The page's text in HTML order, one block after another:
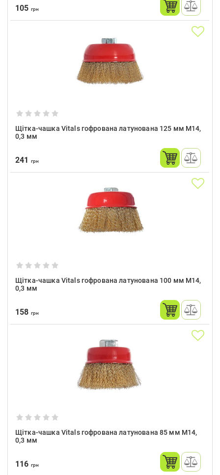
105 грн
Щітка-чашка Vitals гофрована латунована 125 мм М14,
0,3 мм
241 грн
Щітка-чашка Vitals гофрована латунована 100 мм М14,
0,3 мм
158 грн
Щітка-чашка Vitals гофрована латунована 85 мм М14,
0,3 мм
116 грн